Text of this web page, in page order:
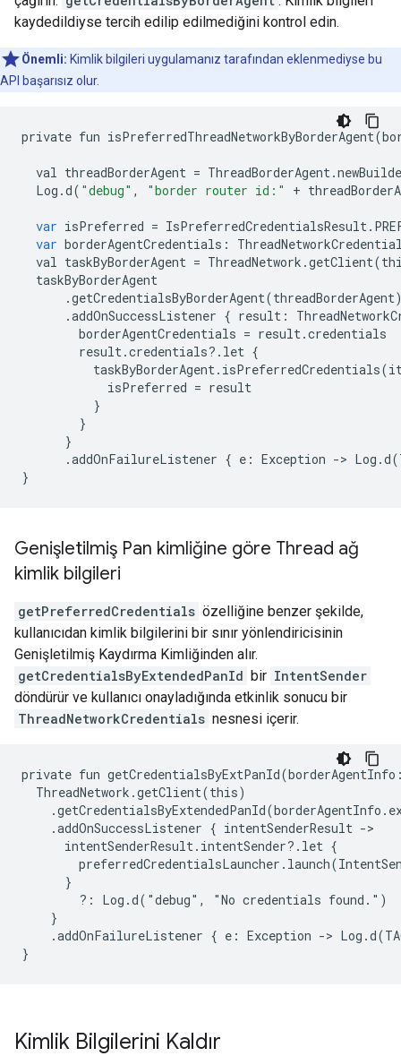
kaydedildiyse tercih edilip edilmediğini kontrol edin.
Önemli: Kimlik bilgileri uygulamanız tarafından eklenmediyse bu
API başarısız olur.
private fun isPreferredThreadNetworkByBorderAgent(
val threadBorderAgent = ThreadBorderAgent.
Log .d( "debug" , "border router id:" +
var isPreferred = IsPreferredCredentialsResult.
var borderAgentCredentials :
val taskByBorderAgent = ThreadNetwork .getClient(
taskByBorderAgent
.getCredentialsByBorderAgent(threadBorderAgent
.addOnSuccessListener { result :
borderAgentCredentials = result.credentials
result.credentials? . let {
taskByBorderAgent. isPreferredCredentials(
isPreferred = result
}
}
}
.addOnFailureListener { e : Exception -> Log .d(
}
Genişletilmiş Pan kimliğine göre Thread ağ
kimlik bilgileri
getPreferredCredentials özelliğine benzer şekilde,
kullanıcıdan kimlik bilgilerini bir sınır yönlendiricisinin
Genişletilmiş Kaydırma Kimliğinden alır.
getCredentialsByExtendedPanId bir IntentSender
döndürür ve kullanıcı onayladığında etkinlik sonucu bir
ThreadNetworkCredentials nesnesi içerir.
private fun
.addOnSuccessListener { intentSenderResult
intentSenderResult.intentSender?.let
?:
Log.d("debug", "No credentials
.addOnFailureListener { e: Exception ->
Kimlik Bilgilerini Kaldır